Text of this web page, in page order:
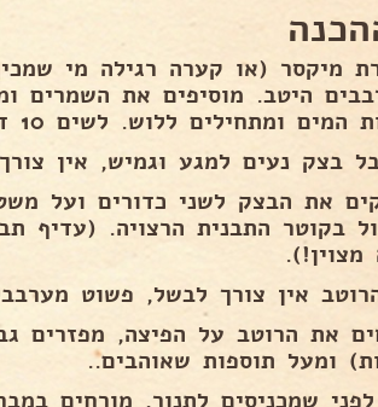
מיקסר (או קערה רגילה מי
היטב. מוסיפים את השמרים
ומתחילים ללוש. לשים 10 דק' רצופות!!!.
בצק נעים למגע וגמיש, אין
את הבצק לשני כדורים ועל
בקוטר התבנית הרצויה. (עדיף
מצוין!).
אין צורך לבשל, פשוט
את הרוטב על הפיצה, מפזרים
ומעל תוספות שאוהבים..